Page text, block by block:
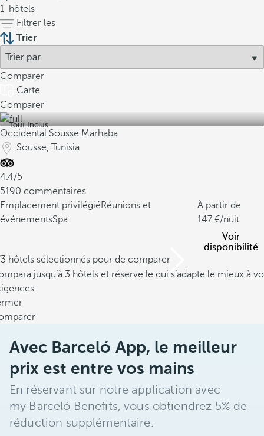
1 hôtels
Filtrer les
Trier
Comparer
Carte
Comparer
Tout Inclus
Occidental Sousse Marhaba
Sousse, Tunisia
4.4/5
5190 commentaires
Emplacement privilégiéRéunions et
événementsSpa
À partir de
147
/nuit
Voir
disponibilité
hôtels sélectionnés pour de comparer
jusqu’à 3 hôtels et réserve le qui s’adapte le mieux à
Avec Barceló App, le meilleur
prix est entre vos mains
En réservant sur notre application avec
my Barceló Benefits, vous obtiendrez 5% de
réduction supplémentaire.